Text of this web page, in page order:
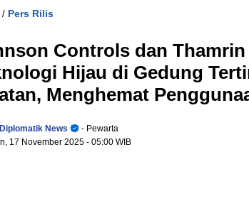
/ Pers Rilis
Controls dan
Hijau di Gedung
Menghemat
News
- Pewarta
17 November 2025 - 05:00 WIB